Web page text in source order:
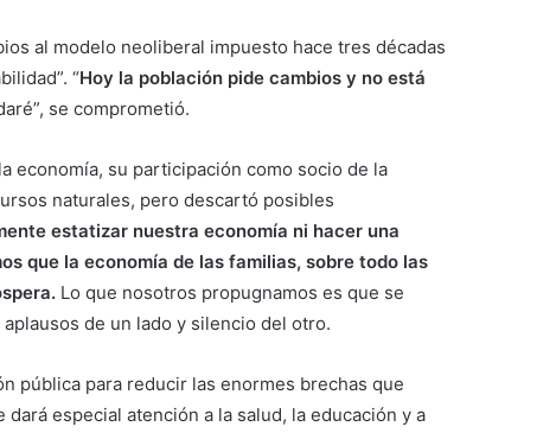
al modelo neoliberal impuesto hace tres décadas
“Hoy la población pide cambios y no está
se comprometió.
economía, su participación como socio de la
naturales, pero descartó posibles
estatizar nuestra economía ni hacer una
que la economía de las familias, sobre todo las
Lo que nosotros propugnamos es que se
de un lado y silencio del otro.
pública para reducir las enormes brechas que
especial atención a la salud, la educación y a